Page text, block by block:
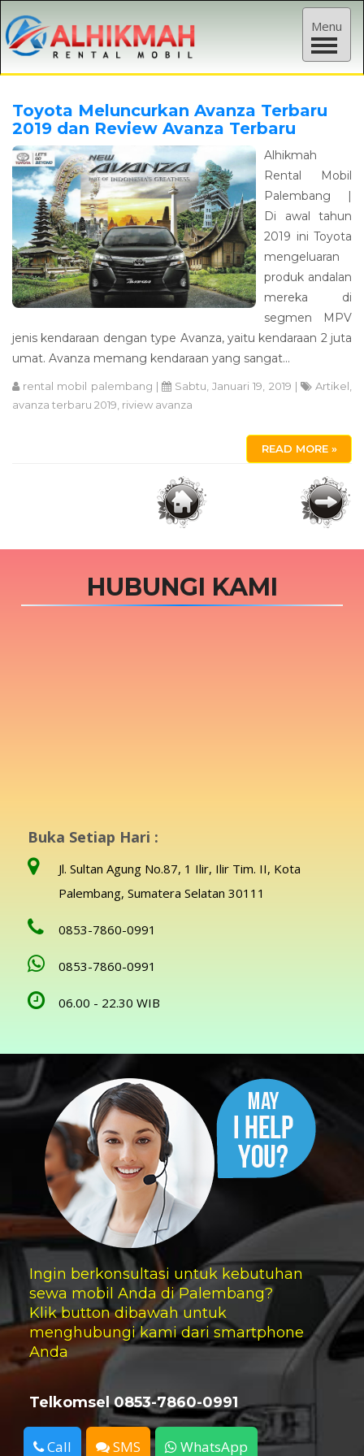
T
o
g
l
n
v
g
o
Menu
Toyota Meluncurkan Avanza Terbaru
2019 dan Review Avanza Terbaru
Alhikmah
Rental Mobil
Palembang |
Di awal tahun
2019 ini Toyota
mengeluaran
produk andalan
mereka di
segmen MPV
jenis kendaraan dengan type Avanza, yaitu kendaraan 2 juta
umat. Avanza memang kendaraan yang sangat...
rental mobil palembang | Sabtu, Januari 19, 2019 | Artikel
avanza terbaru 2019 riview avanza
READ MORE »
HUBUNGI KAMI
Buka Setiap Hari :
Jl. Sultan Agung No.87, 1 Ilir, Ilir Tim. II, Kota
Palembang, Sumatera Selatan 30111
0853-7860-0991
0853-7860-0991
06.00 - 22.30 WIB
Ingin berkonsultasi untuk kebutuhan
sewa mobil Anda di Palembang?
Klik button dibawah untuk
menghubungi kami dari smartphone
Anda
Telkomsel 0853-7860-0991
Call SMS WhatsApp